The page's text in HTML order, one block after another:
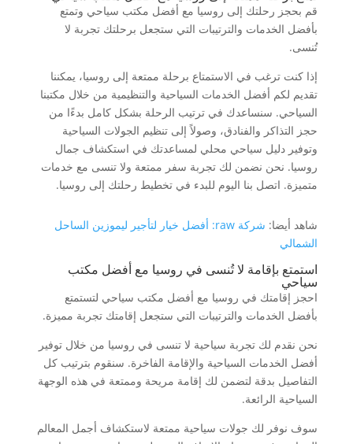
قم بحجز رحلتك إلى روسيا مع أفضل مكتب سياحي وتمتع
بأفضل الخدمات والترتيبات التي ستجعل برحلتك تجربة لا
تُنسى.
إذا كنت ترغب في الاستمتاع برحلة ممتعة إلى روسيا، يمكننا
تقديم لكم أفضل الخدمات السياحية والتنظيمية من خلال مكتبنا
السياحي. سنساعدك في ترتيب الرحلة بشكل كامل بدءًا من
حجز التذاكر والفنادق، وصولاً إلى تنظيم الجولات السياحية
وتوفير دليل سياحي محلي لمساعدتك في استكشاف جمال
روسيا. نحن نضمن لك تجربة سفر ممتعة ولا تنسى مع خدمات
متميزة. اتصل بنا اليوم للبدء في تخطيط رحلتك إلى روسيا.
شاهد أيضا:
شركة raw: أفضل خيار لتأجير ليموزين الساحل
الشمالي
استمتع بإقامة لا تُنسى في روسيا مع أفضل مكتب
سياحي
احجز إقامتك في روسيا مع أفضل مكتب سياحي لتستمتع
بأفضل الخدمات والترتيبات التي ستجعل إقامتك تجربة مميزة.
نحن نقدم لك تجربة سياحية لا تنسى في روسيا من خلال توفير
أفضل الخدمات السياحية والإقامة الفاخرة. سنقوم بترتيب كل
التفاصيل بدقة لتضمن لك إقامة مريحة وممتعة في هذه الوجهة
السياحية الرائعة.
سوف نوفر لك جولات سياحية ممتعة لاستكشاف أجمل المعالم